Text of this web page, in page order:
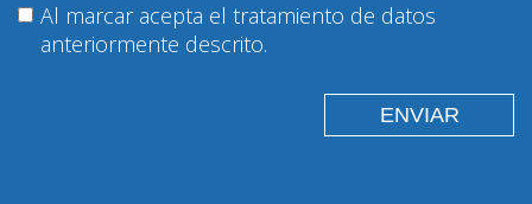
Al marcar acepta el tratamiento de datos
anteriormente descrito.